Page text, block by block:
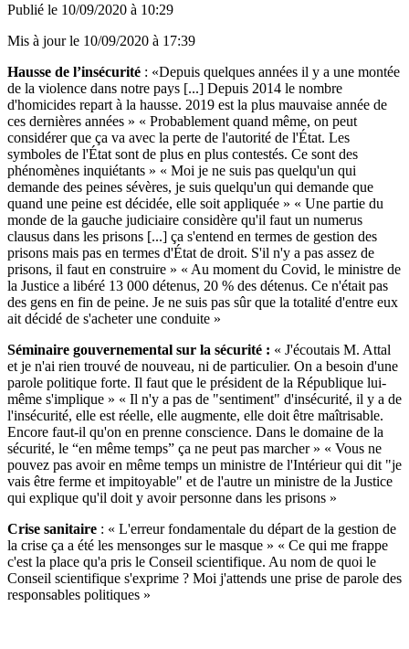
Publié le 10/09/2020 à 10:29
Mis à jour le 10/09/2020 à 17:39
Hausse de l’insécurité : «Depuis quelques années il y a une montée
de la violence dans notre pays [...] Depuis 2014 le nombre
d'homicides repart à la hausse. 2019 est la plus mauvaise année de
ces dernières années » « Probablement quand même, on peut
considérer que ça va avec la perte de l'autorité de l'État. Les
symboles de l'État sont de plus en plus contestés. Ce sont des
phénomènes inquiétants » « Moi je ne suis pas quelqu'un qui
demande des peines sévères, je suis quelqu'un qui demande que
quand une peine est décidée, elle soit appliquée » « Une partie du
monde de la gauche judiciaire considère qu'il faut un numerus
clausus dans les prisons [...] ça s'entend en termes de gestion des
prisons mais pas en termes d'État de droit. S'il n'y a pas assez de
prisons, il faut en construire » « Au moment du Covid, le ministre de
la Justice a libéré 13 000 détenus, 20 % des détenus. Ce n'était pas
des gens en fin de peine. Je ne suis pas sûr que la totalité d'entre eux
ait décidé de s'acheter une conduite »
Séminaire gouvernemental sur la sécurité : « J'écoutais M. Attal
et je n'ai rien trouvé de nouveau, ni de particulier. On a besoin d'une
parole politique forte. Il faut que le président de la République lui-
même s'implique » « Il n'y a pas de "sentiment" d'insécurité, il y a de
l'insécurité, elle est réelle, elle augmente, elle doit être maîtrisable.
Encore faut-il qu'on en prenne conscience. Dans le domaine de la
sécurité, le “en même temps” ça ne peut pas marcher » « Vous ne
pouvez pas avoir en même temps un ministre de l'Intérieur qui dit "je
vais être ferme et impitoyable" et de l'autre un ministre de la Justice
qui explique qu'il doit y avoir personne dans les prisons »
Crise sanitaire : « L'erreur fondamentale du départ de la gestion de
la crise ça a été les mensonges sur le masque » « Ce qui me frappe
c'est la place qu'a pris le Conseil scientifique. Au nom de quoi le
Conseil scientifique s'exprime ? Moi j'attends une prise de parole des
responsables politiques »